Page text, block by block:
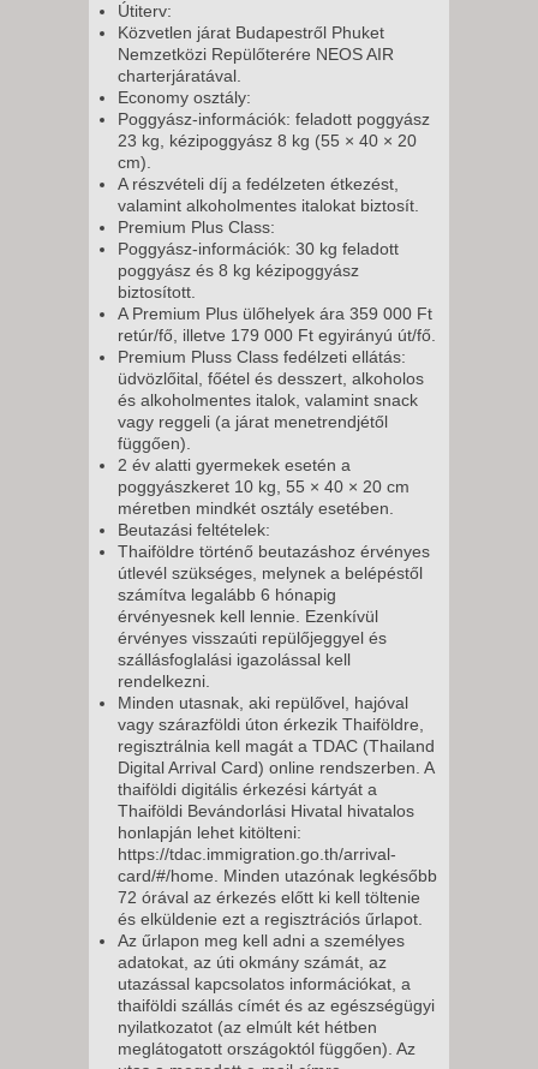
Útiterv:
Közvetlen járat Budapestről Phuket
Nemzetközi Repülőterére NEOS AIR
charterjáratával.
Economy osztály:
Poggyász-információk: feladott poggyász
23 kg, kézipoggyász 8 kg (55 × 40 × 20
cm).
A részvételi díj a fedélzeten étkezést,
valamint alkoholmentes italokat biztosít.
Premium Plus Class:
Poggyász-információk: 30 kg feladott
poggyász és 8 kg kézipoggyász
biztosított.
A Premium Plus ülőhelyek ára 359 000 Ft
retúr/fő, illetve 179 000 Ft egyirányú út/fő.
Premium Pluss Class fedélzeti ellátás:
üdvözlőital, főétel és desszert, alkoholos
és alkoholmentes italok, valamint snack
vagy reggeli (a járat menetrendjétől
függően).
2 év alatti gyermekek esetén a
poggyászkeret 10 kg, 55 × 40 × 20 cm
méretben mindkét osztály esetében.
Beutazási feltételek:
Thaiföldre történő beutazáshoz érvényes
útlevél szükséges, melynek a belépéstől
számítva legalább 6 hónapig
érvényesnek kell lennie. Ezenkívül
érvényes visszaúti repülőjeggyel és
szállásfoglalási igazolással kell
rendelkezni.
Minden utasnak, aki repülővel, hajóval
vagy szárazföldi úton érkezik Thaiföldre,
regisztrálnia kell magát a TDAC (Thailand
Digital Arrival Card) online rendszerben. A
thaiföldi digitális érkezési kártyát a
Thaiföldi Bevándorlási Hivatal hivatalos
honlapján lehet kitölteni:
https://tdac.immigration.go.th/arrival-
card/#/home. Minden utazónak legkésőbb
72 órával az érkezés előtt ki kell töltenie
és elküldenie ezt a regisztrációs űrlapot.
Az űrlapon meg kell adni a személyes
adatokat, az úti okmány számát, az
utazással kapcsolatos információkat, a
thaiföldi szállás címét és az egészségügyi
nyilatkozatot (az elmúlt két hétben
meglátogatott országoktól függően). Az